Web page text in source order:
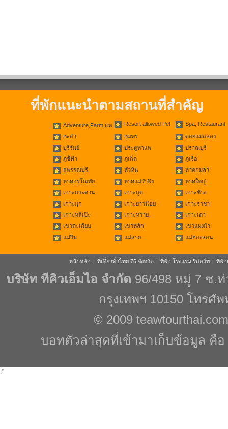
ที่พักแนะนำตามสถานที่สำคัญ
Adventure,Farm,แพ Resort allowed Pet Spa, Restaurant
ชะอำ ชุมพร
ดอยแม่สลอง
บุรีรัมย์
ประตูท่าแพ
ปราณบุรี
ภูชี้ฟ้า
ภูเก็ต
ภูเรือ
สุพรรณบุรี
หัวหิน
หาดกมลา
หาดอรุโณทัย
หาดแม่รำพึง
หาดใหญ่
เกาะกระดาน
เกาะกูด
เกาะช้าง
เกาะมุก
เกาะยาวน้อย
เกาะราชา
เกาะหลีเป๊ะ
เกาะหวาย
เกาะเต่า
เขาตะเกียบ
เขาหลัก
เขาแผงม้า
แม่ริม
แม่สาย แม่ฮ่องสอน
หน้าหลัก | ที่เที่ยวทั่วไทย 76 จังหวัด | ที่พัก โรงแรม รีสอร์ท | ที่พัก
บริษัท ทีคิวเอ็มไอ จำกัด 96/498 หมู่ 7 ซ.
กรุงเทพฯ 10150 โทรศั
© 2009 teawtourthai.com
บอทตัวล่าสุดที่เข้ามาเก็บข้อมูล คือ